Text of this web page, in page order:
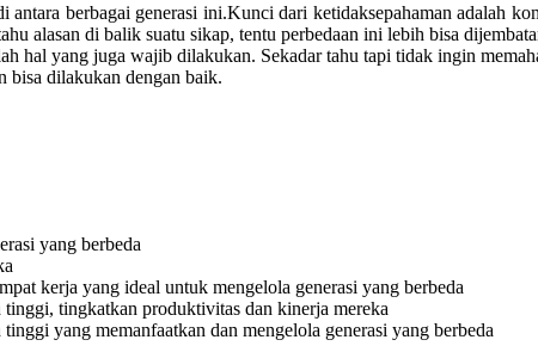
berbagai generasi ini.Kunci dari ketidaksepahaman adalah
alasan di balik suatu sikap, tentu perbedaan ini lebih bisa
hal yang juga wajib dilakukan. Sekadar tahu tapi tidak ingin
bisa dilakukan dengan baik.
yang berbeda
kerja yang ideal untuk mengelola generasi yang berbeda
tingkatkan produktivitas dan kinerja mereka
yang memanfaatkan dan mengelola generasi yang berbeda